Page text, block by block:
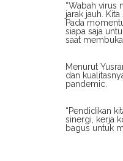
“Wabah virus
jarak jauh.
Pada
siapa saja
saat
Menurut
dan
pandemic.
“Pendidikan
sinergi, kerja
bagus untuk